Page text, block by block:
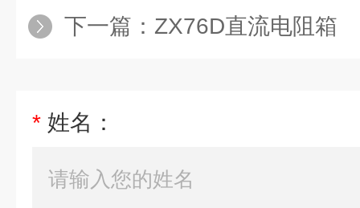
下一篇： ZX76D直流电阻箱
* 姓名：